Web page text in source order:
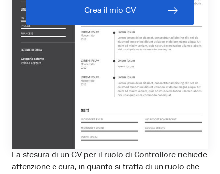
Crea il mio CV
La stesura di un CV per il ruolo di Controllore richiede
attenzione e cura, in quanto si tratta di un ruolo che